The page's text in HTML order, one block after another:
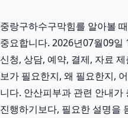
중랑구하수구막힘를 알아볼
중요합니다. 2026년07월09일
신청, 상담, 예약, 결제, 자료
보가 필요한지, 왜 필요한지,
니다. 안산피부과 관련 안내
진행하기보다, 필요한 설명을